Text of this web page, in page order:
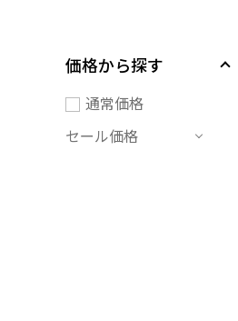
価格から探す
通常価格
セール価格